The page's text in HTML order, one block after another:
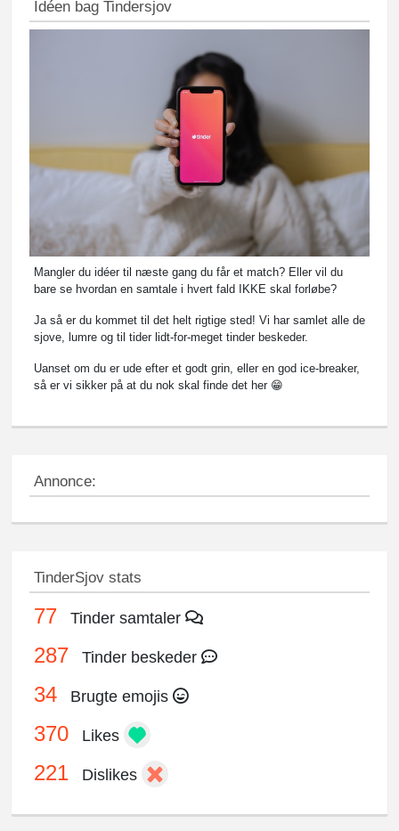
Idéen bag Tindersjov
Mangler du idéer til næste gang du får et match? Eller vil du
bare se hvordan en samtale i hvert fald IKKE skal forløbe?
Ja så er du kommet til det helt rigtige sted! Vi har samlet alle de
sjove, lumre og til tider lidt-for-meget tinder beskeder.
Uanset om du er ude efter et godt grin, eller en god ice-breaker,
så er vi sikker på at du nok skal finde det her 😁
Annonce:
TinderSjov stats
77 Tinder samtaler
287 Tinder beskeder
34 Brugte emojis
370 Likes
221 Dislikes